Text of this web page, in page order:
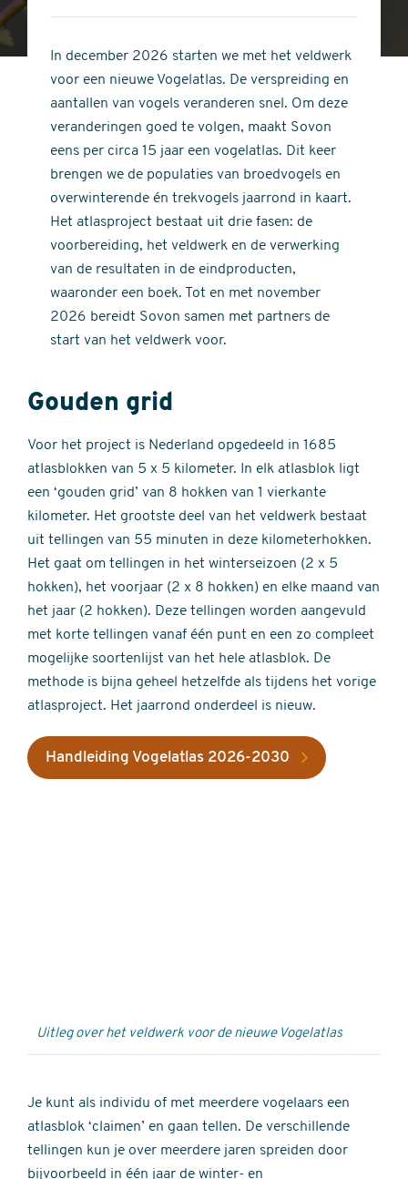
stars
of
stars
In december 2026 starten we met het veldwerk
voor een nieuwe Vogelatlas. De verspreiding en
aantallen van vogels veranderen snel. Om deze
veranderingen goed te volgen, maakt Sovon
eens per circa 15 jaar een vogelatlas. Dit keer
brengen we de populaties van broedvogels en
overwinterende én trekvogels jaarrond in kaart.
Het atlasproject bestaat uit drie fasen: de
voorbereiding, het veldwerk en de verwerking
van de resultaten in de eindproducten,
waaronder een boek. Tot en met november
2026 bereidt Sovon samen met partners de
start van het veldwerk voor.
Gouden grid
Voor het project is Nederland opgedeeld in 1685
atlasblokken van 5 x 5 kilometer. In elk atlasblok ligt
een ‘gouden grid’ van 8 hokken van 1 vierkante
kilometer. Het grootste deel van het veldwerk bestaat
uit tellingen van 55 minuten in deze kilometerhokken.
Het gaat om tellingen in het winterseizoen (2 x 5
hokken), het voorjaar (2 x 8 hokken) en elke maand van
het jaar (2 hokken). Deze tellingen worden aangevuld
met korte tellingen vanaf één punt en een zo compleet
mogelijke soortenlijst van het hele atlasblok. De
methode is bijna geheel hetzelfde als tijdens het vorige
atlasproject. Het jaarrond onderdeel is nieuw.
Handleiding Vogelatlas 2026-2030
Uitleg over het veldwerk voor de nieuwe Vogelatlas
Je kunt als individu of met meerdere vogelaars een
atlasblok ‘claimen’ en gaan tellen. De verschillende
tellingen kun je over meerdere jaren spreiden door
bijvoorbeeld in één jaar de winter- en